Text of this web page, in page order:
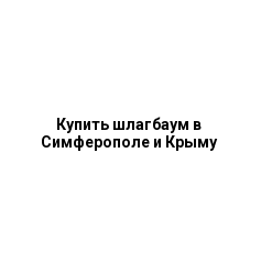
Купить шлагбаум в
Симферополе и Крыму